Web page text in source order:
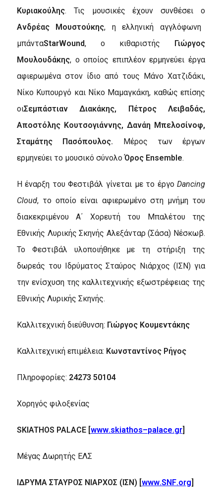
Κυριακούλης. Τις μουσικές έχουν συνθέσει ο
Ανδρέας Μουστούκης, η ελληνική αγγλόφωνη
μπάνταStarWound, ο κιθαριστής Γιώργος
Μουλουδάκης, ο οποίος επιπλέον ερμηνεύει έργα
αφιερωμένα στον ίδιο από τους Μάνο Χατζιδάκι,
Νίκο Κυπουργό και Νίκο Μαμαγκάκη, καθώς επίσης
οιΣεμπάστιαν Διακάκης, Πέτρος Λειβαδάς,
Αποστόλης Κουτσογιάννης, Δανάη Μπελοσίνοφ,
Σταμάτης Πασόπουλος. Μέρος των έργων
ερμηνεύει το μουσικό σύνολοΌρος Ensemble.
Η έναρξη του Φεστιβάλ γίνεται με το έργοDancing
Cloud, το οποίο είναι αφιερωμένο στη μνήμη του
διακεκριμένου Α΄ Χορευτή του Μπαλέτου της
Εθνικής Λυρικής Σκηνής Αλεξάνταρ (Σάσα) Νέσκωβ.
Το Φεστιβάλ υλοποιήθηκε με τη στήριξη της
δωρεάς του Ιδρύματος Σταύρος Νιάρχος (ΙΣΝ) για
την ενίσχυση της καλλιτεχνικής εξωστρέφειας της
Εθνικής Λυρικής Σκηνής.
Καλλιτεχνική διεύθυνση: Γιώργος Κουμεντάκης
Καλλιτεχνική επιμέλεια: Κωνσταντίνος Ρήγος
Πληροφορίες: 24273 50104
Χορηγός φιλοξενίας
SKIATHOS PALACE[www.skiathos–palace.gr]
Μέγας Δωρητής ΕΛΣ
ΙΔΡΥΜΑ ΣΤΑΥΡΟΣ ΝΙΑΡΧΟΣ (ΙΣΝ) [www.SNF.org]